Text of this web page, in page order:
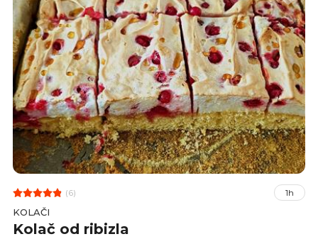
(6) 1h
KOLAČI
Kolač od ribizla